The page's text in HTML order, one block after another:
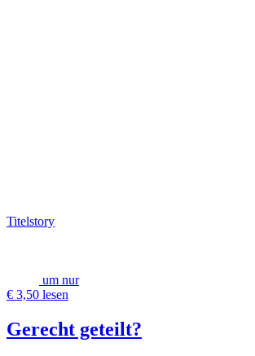
Titelstory
um nur
€ 3,50 lesen
Gerecht geteilt?